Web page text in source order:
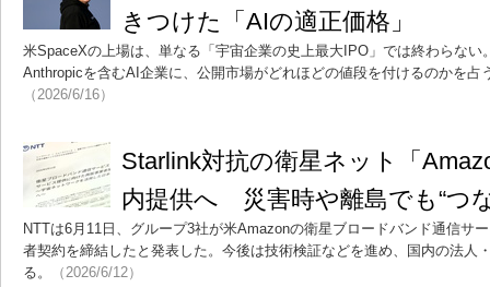
きつけた「AIの適正価格」
米SpaceXの上場は、単なる「宇宙企業の史上最大IPO」では終わらない
Anthropicを含むAI企業に、公開市場がどれほどの値段を付けるのかを占
（2026/6/16）
Starlink対抗の衛星ネット「
内提供へ 災害時や離島でも“つ
NTTは6月11日、グループ3社が米Amazonの衛星ブロードバンド通信サ
者契約を締結したと発表した。今後は技術検証などを進め、国内の法人
る。
（2026/6/12）